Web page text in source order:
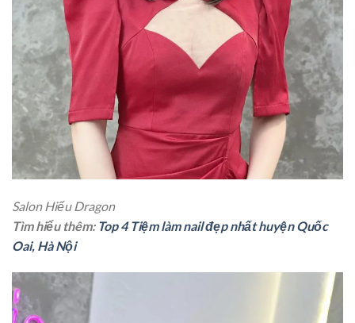
Salon Hiếu Dragon
Tìm hiểu thêm: Top 4 Tiệm làm nail đẹp nhất huyện Quốc
Oai, Hà Nội